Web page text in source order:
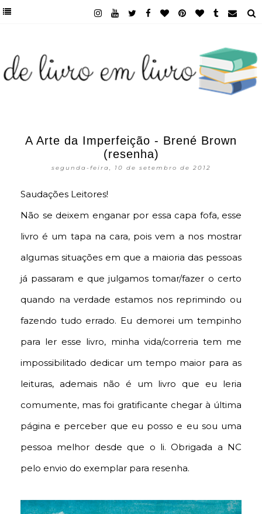
A Arte da Imperfeição - Brené Brown
(resenha)
segunda-feira, 10 de setembro de 2012
Saudações Leitores!
Não se deixem enganar por essa capa fofa, esse
livro é um tapa na cara, pois vem a nos mostrar
algumas situações em que a maioria das pessoas
já passaram e que julgamos tomar/fazer o certo
quando na verdade estamos nos reprimindo ou
fazendo tudo errado. Eu demorei um tempinho
para ler esse livro, minha vida/correria tem me
impossibilitado dedicar um tempo maior para as
leituras, ademais não é um livro que eu leria
comumente, mas foi gratificante chegar à última
página e perceber que eu posso e eu sou uma
pessoa melhor desde que o li. Obrigada a NC
pelo envio do exemplar para resenha.